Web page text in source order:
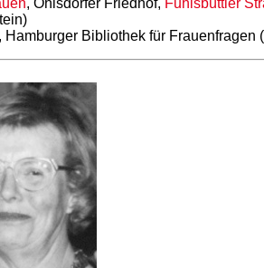
Hamburger Bibliothek für Frauenfragen